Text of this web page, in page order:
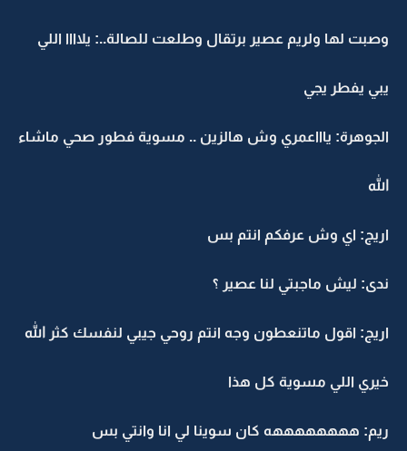
وصبت لها ولريم عصير برتقال وطلعت للصالة..: يلاااا اللي
يبي يفطر يجي
الجوهرة: ياااعمري وش هالزين .. مسوية فطور صحي ماشاء
الله
اريج: اي وش عرفكم انتم بس
ندى: ليش ماجبتي لنا عصير ؟
اريج: اقول ماتنعطون وجه انتم روحي جيبي لنفسك كثر الله
خيري اللي مسوية كل هذا
ريم: ههههههههه كان سوينا لي انا وانتي بس